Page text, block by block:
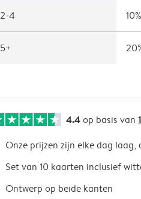
2-4 10%
5+
4.4op basis van
Onze prijzen zijn elke dag laag,
Set van 10 kaarten inclusief
Ontwerp op beide kanten